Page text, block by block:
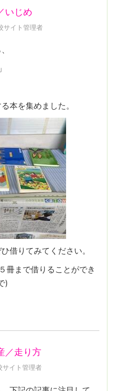
いじめ
サイト管理者
本を集めました。
借りてみてください。
冊まで借りることができ
)
／走り方
サイト管理者